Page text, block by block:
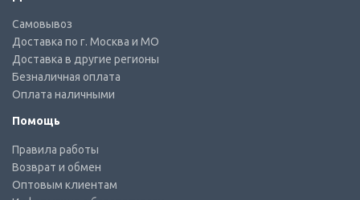
Самовывоз
Доставка по г. Москва и МО
Доставка в другие регионы
Безналичная оплата
Оплата наличными
Помощь
Правила работы
Возврат и обмен
Оптовым клиентам